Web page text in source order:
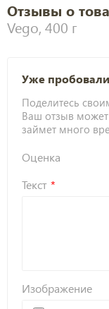
Отзывы о
Vego, 400 г
Уже
Поделитесь
Ваш отзыв
займет много
Оценка
Текст
Изображение